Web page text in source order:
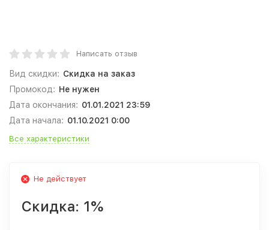
Написать отзыв
Вид скидки: Скидка на заказ
Промокод: Не нужен
Дата окончания: 01.01.2021 23:59
Дата начала: 01.10.2021 0:00
Все характеристики
Не действует
Скидка: 1%